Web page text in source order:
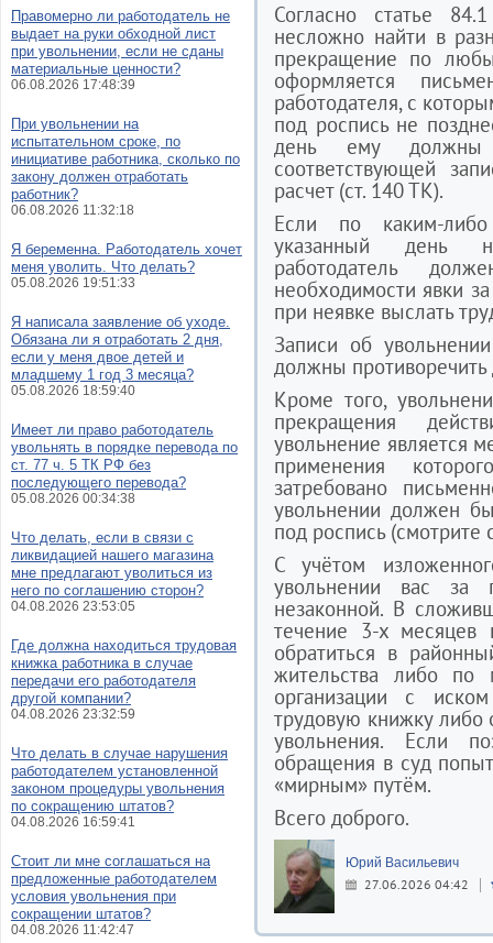
Согласно статье
несложно найти в
прекращение по
оформляется
работодателя, с
под роспись не
день ему
соответствующей
расчет (ст. 140 ТК).
Если по каким-
указанный день
работодатель
необходимости явки
при неявке выслать
Записи об
должны противоречить
Кроме того,
прекращения
увольнение является
применения
затребовано
увольнении должен
под роспись (смотрите
С учётом
увольнении вас за
незаконной. В
течение 3-х месяцев
обратиться в
жительства либо по
организации с
трудовую книжку
увольнения. Если
обращения в суд
«мирным» путём.
Всего доброго.
Юрий Васильевич
27.06.2026 04:42
Правомерно ли работодатель не
выдает на руки обходной лист
при увольнении, если не сданы
материальные ценности?
06.08.2026 17:48:39
При увольнении на
испытательном сроке, по
инициативе работника, сколько по
закону должен отработать
работник?
06.08.2026 11:32:18
Я беременна. Работодатель хочет
меня уволить. Что делать?
05.08.2026 19:51:33
Я написала заявление об уходе.
Обязана ли я отработать 2 дня,
если у меня двое детей и
младшему 1 год 3 месяца?
05.08.2026 18:59:40
Имеет ли право работодатель
увольнять в порядке перевода по
ст. 77 ч. 5 ТК РФ без
последующего перевода?
05.08.2026 00:34:38
Что делать, если в связи с
ликвидацией нашего магазина
мне предлагают уволиться из
него по соглашению сторон?
04.08.2026 23:53:05
Где должна находиться трудовая
книжка работника в случае
передачи его работодателя
другой компании?
04.08.2026 23:32:59
Что делать в случае нарушения
работодателем установленной
законом процедуры увольнения
по сокращению штатов?
04.08.2026 16:59:41
Стоит ли мне соглашаться на
предложенные работодателем
условия увольнения при
сокращении штатов?
04.08.2026 11:42:47